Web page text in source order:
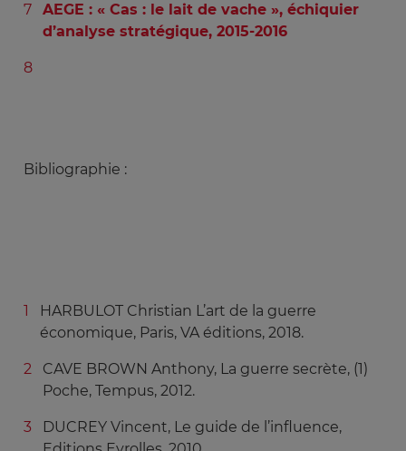
AEGE : « Cas : le lait de vache », échiquier
d’analyse stratégique, 2015-2016
Bibliographie :
HARBULOT Christian L’art de la guerre
économique, Paris, VA éditions, 2018.
CAVE BROWN Anthony, La guerre secrète, (1)
Poche, Tempus, 2012.
DUCREY Vincent, Le guide de l’influence,